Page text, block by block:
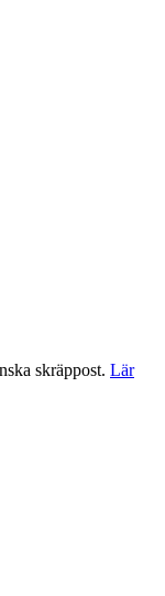
skräppost. Lär